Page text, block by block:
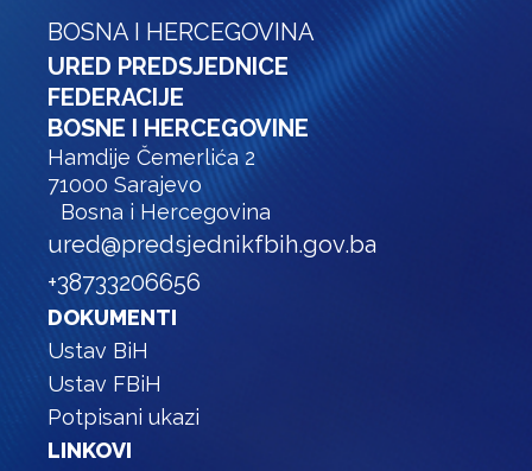
BOSNA I HERCEGOVINA
URED PREDSJEDNICE
FEDERACIJE
BOSNE I HERCEGOVINE
Hamdije Čemerlića 2
71000 Sarajevo
Bosna i Hercegovina
ured@predsjednikfbih.gov.ba
+38733206656
DOKUMENTI
Ustav BiH
Ustav FBiH
Potpisani ukazi
LINKOVI